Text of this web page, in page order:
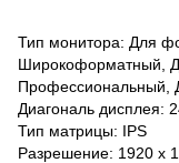
Тип монитора: Для
Широкоформатный,
Профессиональный,
Диагональ дисплея:
Тип матрицы: IPS
Разрешение: 1920 x